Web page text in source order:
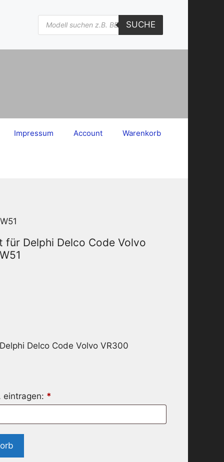
Products
search
SUCHE
Impressum Account Warenkorb
für Delphi Delco Code Volvo
Delco Code Volvo VR300
eintragen: *